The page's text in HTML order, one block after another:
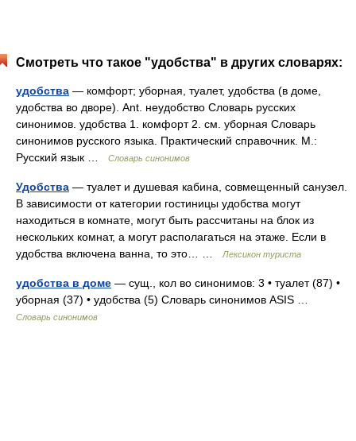
Смотреть что такое "удобства" в других словарях:
удобства — комфорт; уборная, туалет, удобства (в доме,
удобства во дворе). Ant. неудобство Словарь русских
синонимов. удобства 1. комфорт 2. см. уборная Словарь
синонимов русского языка. Практический справочник. М.:
Русский язык …
Словарь синонимов
Удобства — туалет и душевая кабина, совмещенный санузел.
В зависимости от категории гостиницы удобства могут
находиться в комнате, могут быть рассчитаны на блок из
нескольких комнат, а могут располагаться на этаже. Если в
удобства включена ванна, то это… …
Лексикон туриста
удобства в доме — сущ., кол во синонимов: 3 • туалет (87) •
уборная (37) • удобства (5) Словарь синонимов ASIS …
Словарь синонимов